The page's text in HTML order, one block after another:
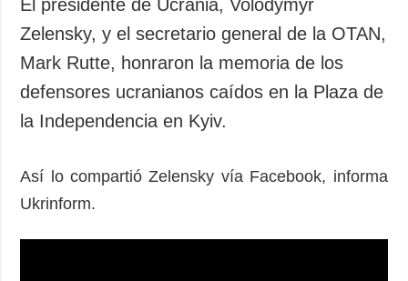
El presidente de Ucrania, Volodymyr
Zelensky, y el secretario general de la OTAN,
Mark Rutte, honraron la memoria de los
defensores ucranianos caídos en la Plaza de
la Independencia en Kyiv.
Así lo compartió Zelensky vía Facebook, informa
Ukrinform.